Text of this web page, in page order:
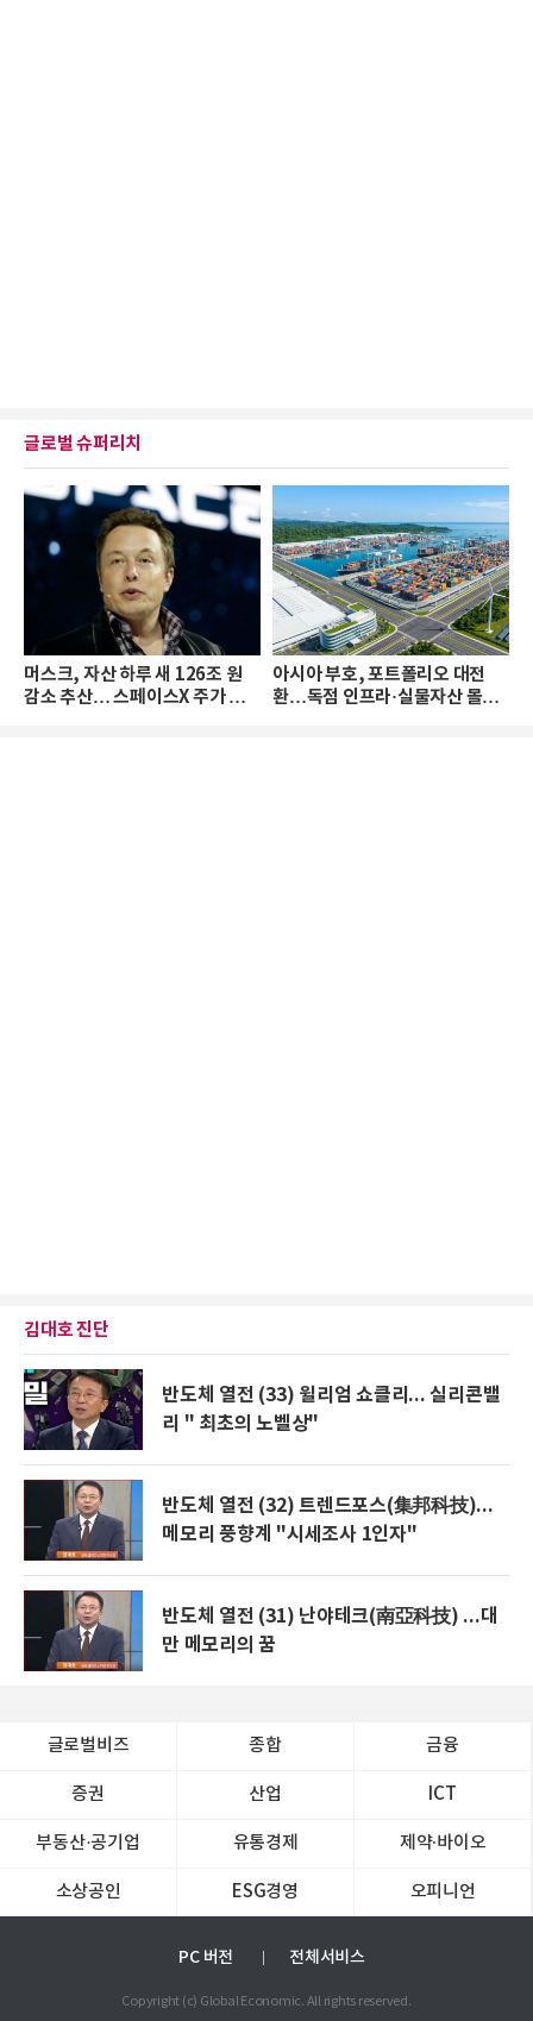
글로벌 슈퍼리치
머스크, 자산 하루 새 126조 원
감소 추산… 스페이스X 주가 하
아시아 부호, 포트폴리오 대전
환…독점 인프라·실물자산 몰린
김대호 진단
반도체 열전 (33) 윌리엄 쇼클리... 실리콘밸
리 " 최초의 노벨상"
반도체 열전 (32) 트렌드포스(集邦科技)...
메모리 풍향계 "시세조사 1인자"
반도체 열전 (31) 난야테크(南亞科技) ...대
만 메모리의 꿈
글로벌비즈 종합 금융
증권 산업 ICT
부동산·공기업 유통경제 제약∙바이오
소상공인 ESG경영 오피니언
PC 버전 전체서비스
Copyright (c) Global Economic. All rights reserved.